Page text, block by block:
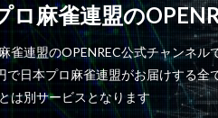
ロ麻雀連盟の
雀連盟のOPENREC公式チャンネル
で日本プロ麻雀連盟がお届けする全
は別サービスとなります